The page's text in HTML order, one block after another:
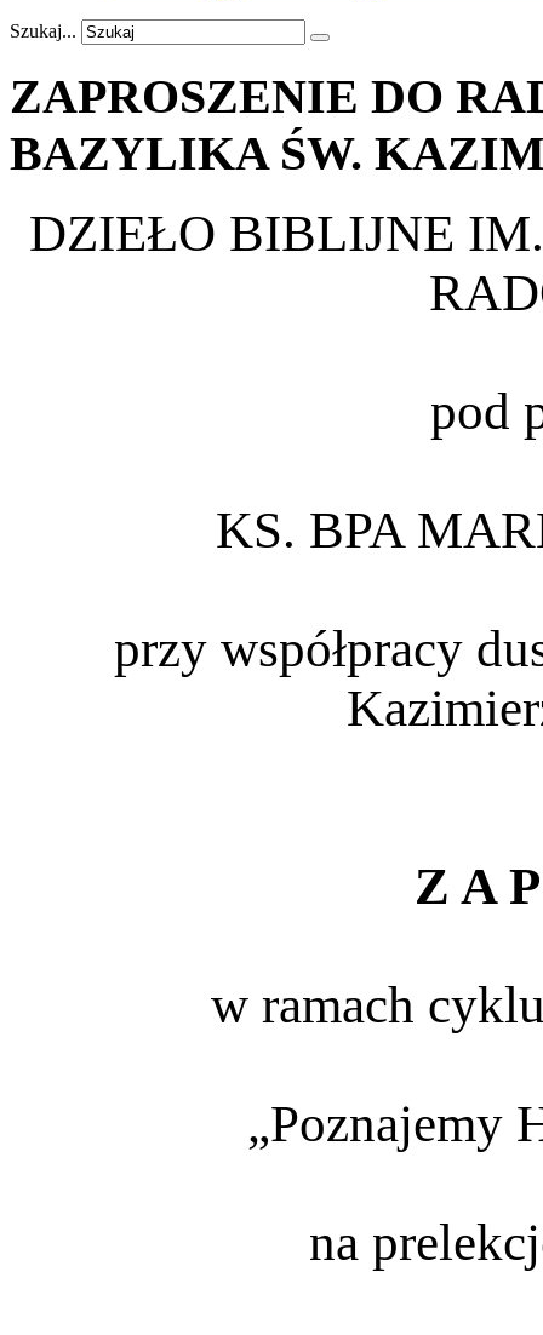
Szukaj...
ZAPROSZENIE DO
BAZYLIKA ŚW.
DZIEŁO BIBLIJNE
pod
KS. BPA
przy współpracy
Z A
w ramach
„Poznajemy
na